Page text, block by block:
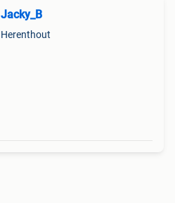
Jacky_B
Herenthout